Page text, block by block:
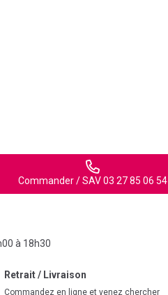
Commander / SAV 03 27 85 06 54
à 18h30
Retrait / Livraison
Commandez en ligne et venez chercher